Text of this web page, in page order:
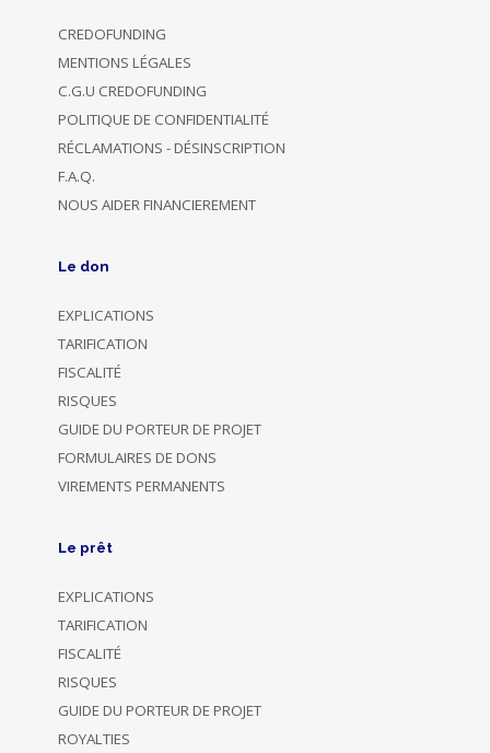
CREDOFUNDING
MENTIONS LÉGALES
C.G.U CREDOFUNDING
POLITIQUE DE CONFIDENTIALITÉ
RÉCLAMATIONS - DÉSINSCRIPTION
F.A.Q.
NOUS AIDER FINANCIEREMENT
Le don
EXPLICATIONS
TARIFICATION
FISCALITÉ
RISQUES
GUIDE DU PORTEUR DE PROJET
FORMULAIRES DE DONS
VIREMENTS PERMANENTS
Le prêt
EXPLICATIONS
TARIFICATION
FISCALITÉ
RISQUES
GUIDE DU PORTEUR DE PROJET
ROYALTIES